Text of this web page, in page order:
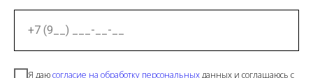
+7 (9__) ___-__-__
Я даюсогласие на обработку персональныхданных и соглашаюсь с